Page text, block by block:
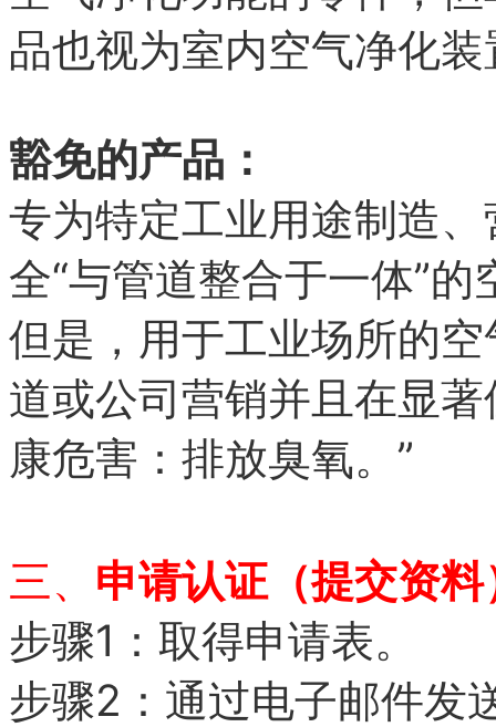
品也视为室内空气净化装
豁免的产品：
专为特定工业用途制造
全“与管道整合于一体”的
但是，用于工业场所的
道或公司营销并且在显
康危害：排放臭氧。 ”
三、 申请认证（提交资料
步骤1 ：取得申请表。
步骤2 ：通过电子邮件发